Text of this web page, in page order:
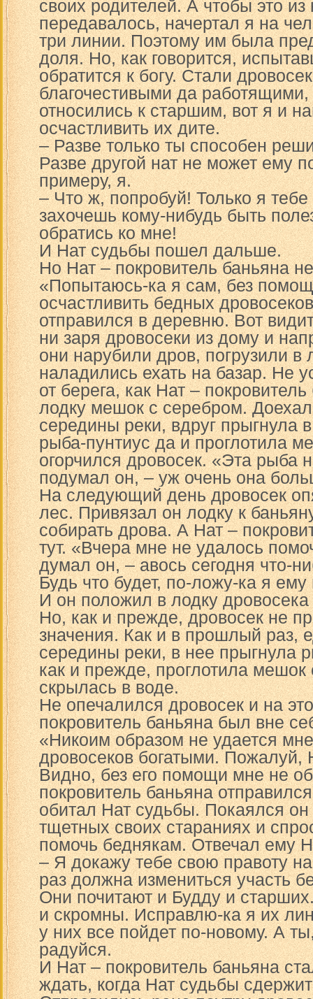
своих родителей. А чтобы это из
передавалось, начертал я на
три линии. Поэтому им была
доля. Но, как говорится,
обратится к богу. Стали
благочестивыми да работящими,
относились к старшим, вот я и
осчастливить их дите.
– Разве только ты способен
Разве другой нат не может ему
примеру, я.
– Что ж, попробуй! Только я
захочешь кому-нибудь быть
обратись ко мне!
И Нат судьбы пошел дальше.
Но Нат – покровитель баньяна
«Попытаюсь-ка я сам, без
осчастливить бедных
отправился в деревню. Вот
ни заря дровосеки из дому и
они нарубили дров, погрузили в
наладились ехать на базар. Не
от берега, как Нат –
лодку мешок с серебром.
середины реки, вдруг прыгнула
рыба-пунтиус да и проглотила
огорчился дровосек. «Эта рыба
подумал он, – уж очень она
На следующий день дровосек
лес. Привязал он лодку к
собирать дрова. А Нат –
тут. «Вчера мне не удалось
думал он, – авось сегодня что-
Будь что будет, по-ложу-ка я
И он положил в лодку
Но, как и прежде, дровосек не
значения. Как и в прошлый раз,
середины реки, в нее прыгнула
как и прежде, проглотила мешок
скрылась в воде.
Не опечалился дровосек и на
покровитель баньяна был вне
«Никоим образом не удается
дровосеков богатыми. Пожалуй,
Видно, без его помощи мне не
покровитель баньяна
обитал Нат судьбы. Покаялся
тщетных своих стараниях и
помочь беднякам. Отвечал ему
– Я докажу тебе свою правоту
раз должна измениться участь
Они почитают и Будду и
и скромны. Исправлю-ка я их
у них все пойдет по-новому. А
радуйся.
И Нат – покровитель баньяна
ждать, когда Нат судьбы